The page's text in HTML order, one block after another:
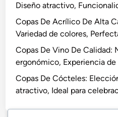
Diseño atractivo,
Copas De Acrílico De Alta
Variedad de colores,
Copas De Vino De Calidad:
ergonómico, Experiencia
Copas De Cócteles:
atractivo, Ideal para